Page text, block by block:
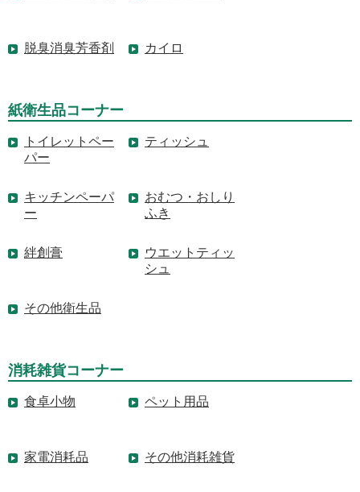
脱臭消臭芳香剤 カイロ
紙衛生品コーナー
トイレットペー
パー
ティッシュ
キッチンペーパ
ー
おむつ・おしり
ふき
絆創膏
ウエットティッ
シュ
その他衛生品
消耗雑貨コーナー
食卓小物 ペット用品
家電消耗品 その他消耗雑貨